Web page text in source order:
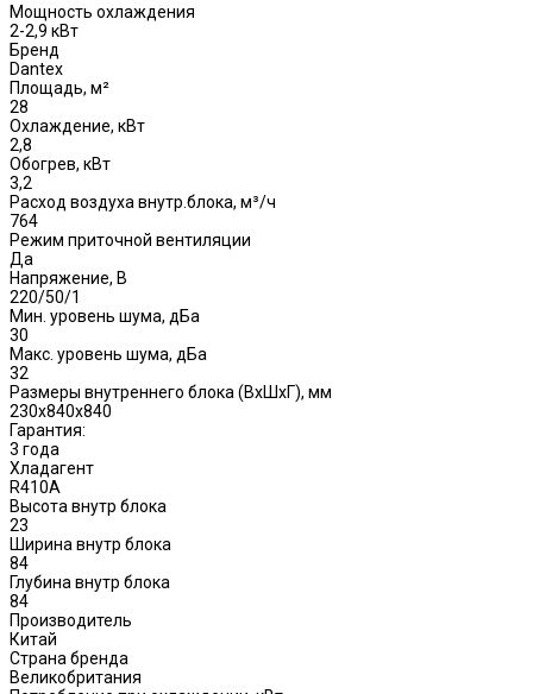
Мощность охлаждения
2-2,9 кВт
Бренд
Dantex
Площадь, м²
28
Охлаждение, кВт
2,8
Обогрев, кВт
3,2
Расход воздуха внутр.блока, м³/ч
764
Режим приточной вентиляции
Да
Напряжение, В
220/50/1
Мин. уровень шума, дБа
30
Макс. уровень шума, дБа
32
Размеры внутреннего блока (ВхШхГ), мм
230х840х840
Гарантия:
3 года
Хладагент
R410A
Высота внутр блока
23
Ширина внутр блока
84
Глубина внутр блока
84
Производитель
Китай
Страна бренда
Великобритания